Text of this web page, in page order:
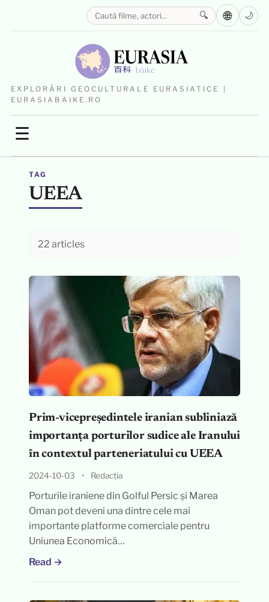
EXPLORĂRI GEOCULTURALE EURASIATICE |
EURASIABAIKE.RO
☰
🔍 🌐 🌙
TAG
UEEA
22 articles
Prim-vicepreședintele iranian subliniază
importanța porturilor sudice ale Iranului
în contextul parteneriatului cu UEEA
2024-10-03 • Redacția
Porturile iraniene din Golful Persic și Marea
Oman pot deveni una dintre cele mai
importante platforme comerciale pentru
Uniunea Economică…
Read →